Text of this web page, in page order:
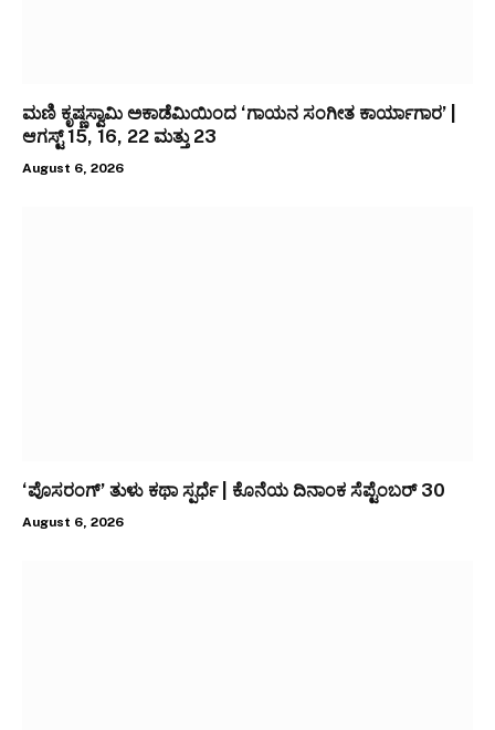
ಮಣಿ ಕೃಷ್ಣಸ್ವಾಮಿ ಅಕಾಡೆಮಿಯಿಂದ ‘ಗಾಯನ ಸಂಗೀತ ಕಾರ್ಯಾಗಾರ’ |
ಆಗಸ್ಟ್ 15, 16, 22 ಮತ್ತು 23
August 6, 2026
‘ಪೊಸರಂಗ್’ ತುಳು ಕಥಾ ಸ್ಪರ್ಧೆ | ಕೊನೆಯ ದಿನಾಂಕ ಸೆಪ್ಟೆಂಬರ್ 30
August 6, 2026